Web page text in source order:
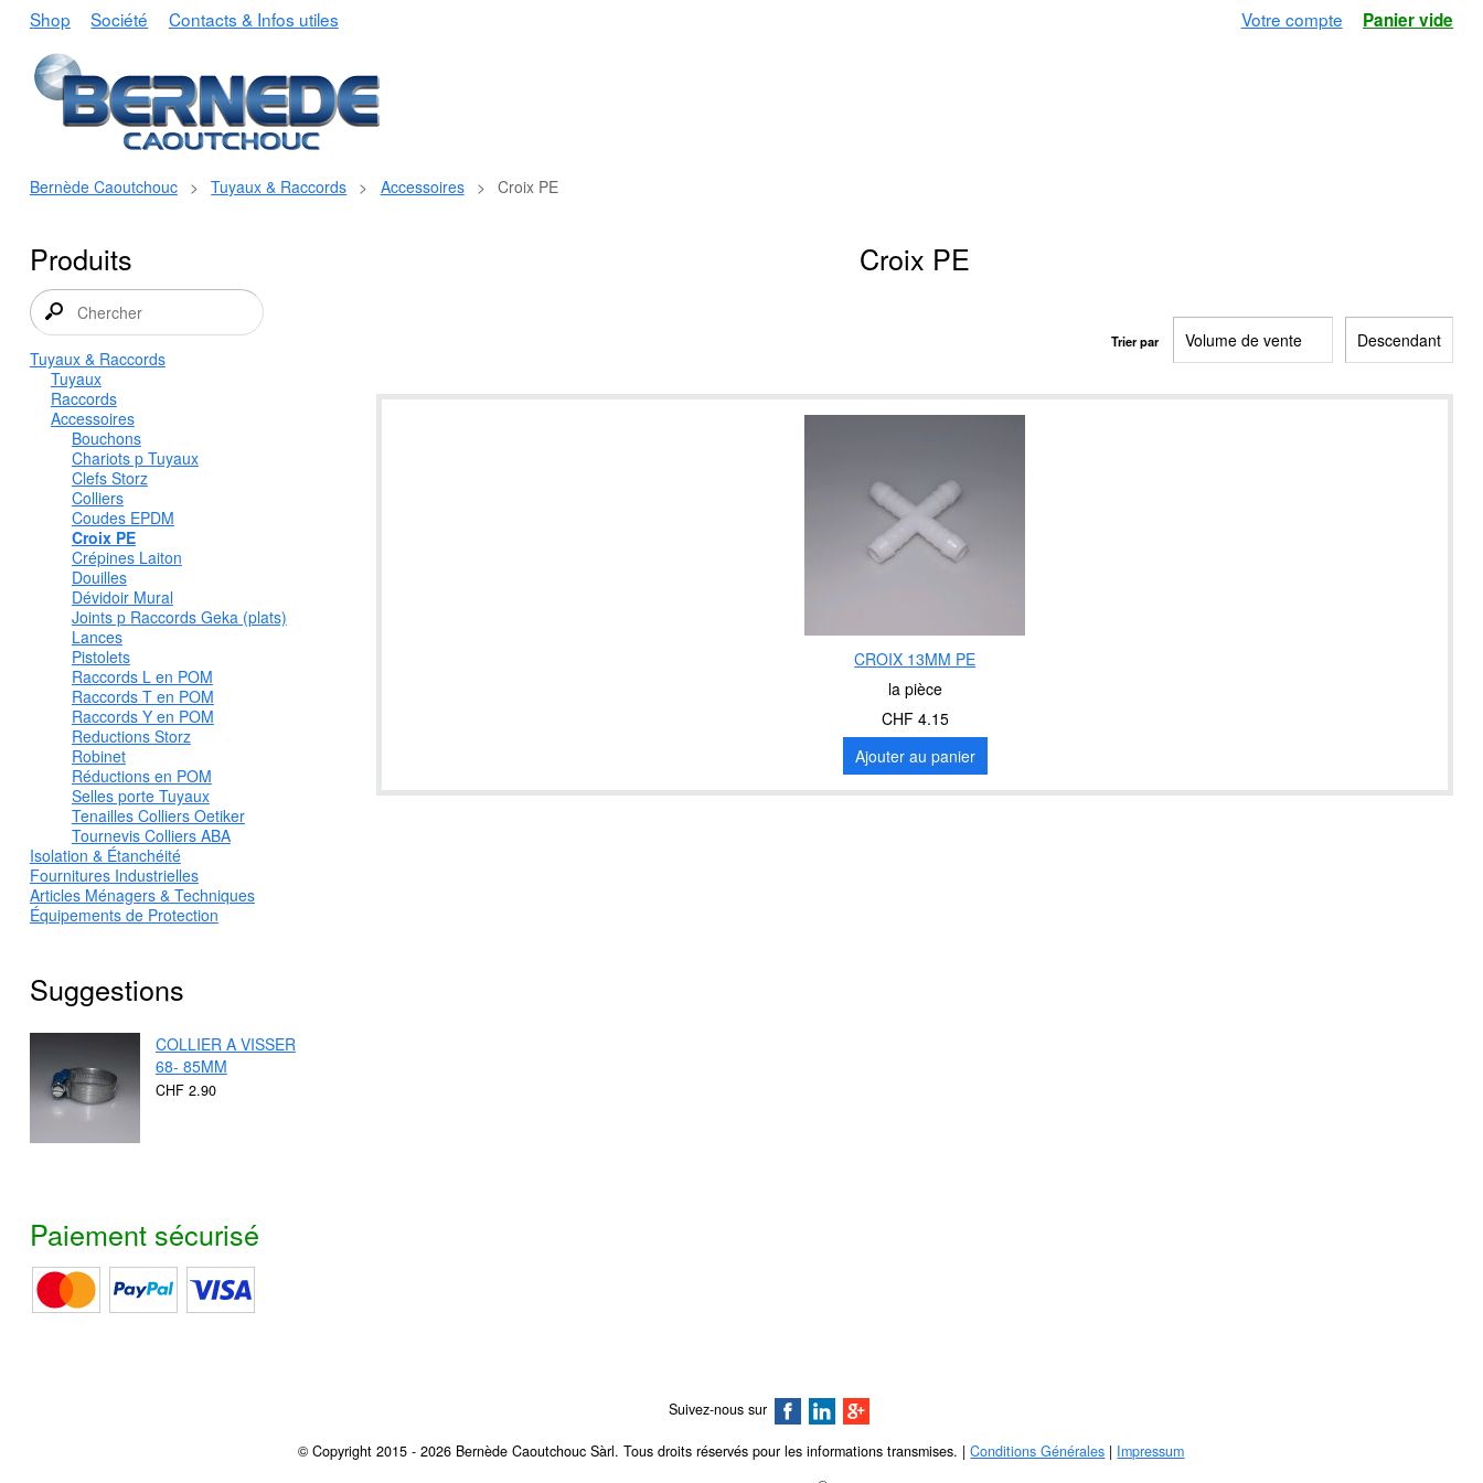
Shop Société Contacts & Infos utiles Votre compte Panier vide
Bernède Caoutchouc > Tuyaux & Raccords > Accessoires > Croix PE
Produits
Tuyaux & Raccords
Tuyaux
Raccords
Accessoires
Bouchons
Chariots p Tuyaux
Clefs Storz
Colliers
Coudes EPDM
Croix PE
Crépines Laiton
Douilles
Dévidoir Mural
Joints p Raccords Geka (plats)
Lances
Pistolets
Raccords L en POM
Raccords T en POM
Raccords Y en POM
Reductions Storz
Robinet
Réductions en POM
Selles porte Tuyaux
Tenailles Colliers Oetiker
Tournevis Colliers ABA
Isolation & Étanchéité
Fournitures Industrielles
Articles Ménagers & Techniques
Équipements de Protection
Suggestions
COLLIER A VISSER
68- 85MM
CHF 2.90
Paiement sécurisé
Croix PE
Trier par
CROIX 13MM PE
la pièce
CHF 4.15
Ajouter au panier
Suivez-nous sur
© Copyright 2015 - 2026 Bernède Caoutchouc Sàrl. Tous droits réservés pour les informations transmises. |Conditions Générales | Impressum